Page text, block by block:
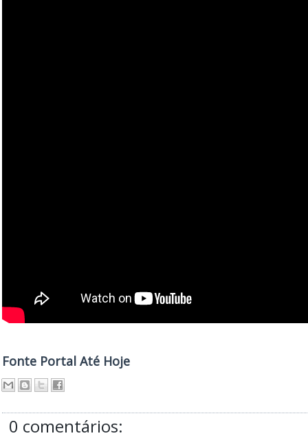
Fonte Portal Até Hoje
0 comentários: